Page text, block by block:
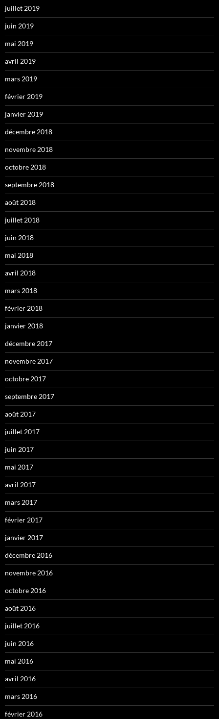
juillet 2019
juin 2019
mai 2019
avril 2019
mars 2019
février 2019
janvier 2019
décembre 2018
novembre 2018
octobre 2018
septembre 2018
août 2018
juillet 2018
juin 2018
mai 2018
avril 2018
mars 2018
février 2018
janvier 2018
décembre 2017
novembre 2017
octobre 2017
septembre 2017
août 2017
juillet 2017
juin 2017
mai 2017
avril 2017
mars 2017
février 2017
janvier 2017
décembre 2016
novembre 2016
octobre 2016
août 2016
juillet 2016
juin 2016
mai 2016
avril 2016
mars 2016
février 2016